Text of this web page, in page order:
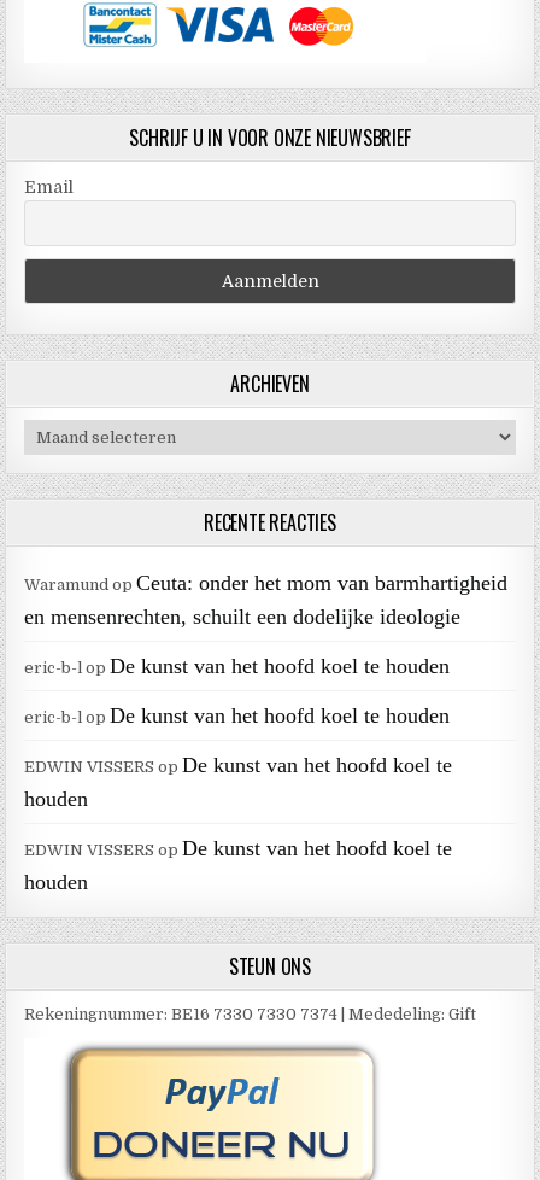
SCHRIJF U IN VOOR ONZE NIEUWSBRIEF
Email
ARCHIEVEN
Archieven
RECENTE REACTIES
Waramund opCeuta: onder het mom van barmhartigheid
en mensenrechten, schuilt een dodelijke ideologie
eric-b-l op De kunst van het hoofd koel te houden
eric-b-l op De kunst van het hoofd koel te houden
EDWIN VISSERS op De kunst van het hoofd koel te
houden
EDWIN VISSERS op De kunst van het hoofd koel te
houden
STEUN ONS
Rekeningnummer: BE16 7330 7330 7374 | Mededeling: Gift